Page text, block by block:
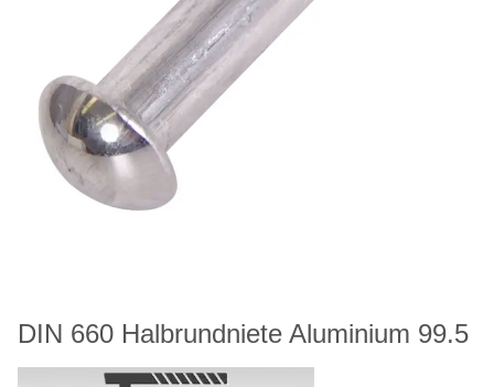
DIN 660 Halbrundniete Aluminium 99.5